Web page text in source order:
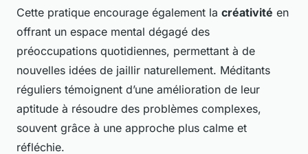
Cette pratique encourage également la créativité en
offrant un espace mental dégagé des
préoccupations quotidiennes, permettant à de
nouvelles idées de jaillir naturellement. Méditants
réguliers témoignent d’une amélioration de leur
aptitude à résoudre des problèmes complexes,
souvent grâce à une approche plus calme et
réfléchie.